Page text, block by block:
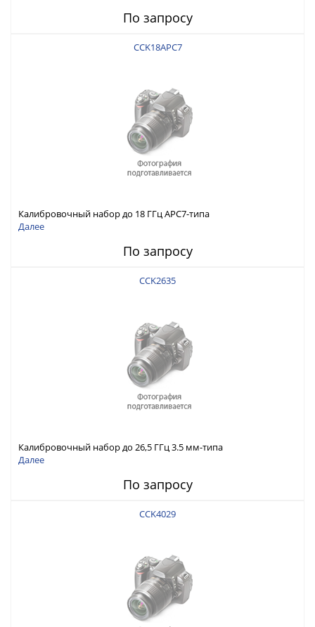
По запросу
CCK18APC7
Калибровочный набор до 18 ГГц APC7-типа
Далее
По запросу
CCK2635
Калибровочный набор до 26,5 ГГц 3.5 мм-типа
Далее
По запросу
CCK4029